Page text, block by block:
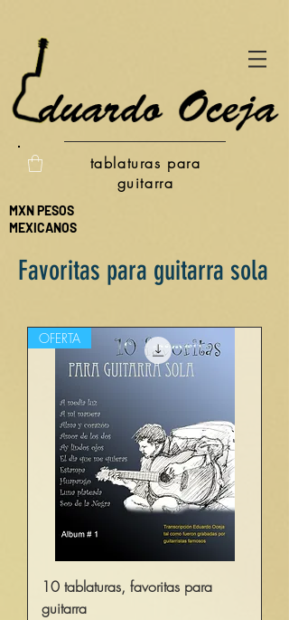
tablaturas para
guitarra
MXN PESOS
MEXICANOS
Favoritas para guitarra sola
OFERTA
10 tablaturas, favoritas para
guitarra